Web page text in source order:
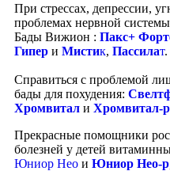
При стрессах, депрессии,
проблемах нервной
Бады Вижион : Пакс+
Гипер и Мистик, Пассилат.
Справиться с проблемой
бады для похудения:
Хромвитал и Хромвитал-р
Прекрасные помощники
болезней у детей
Юниор Нео и Юниор Нео-р